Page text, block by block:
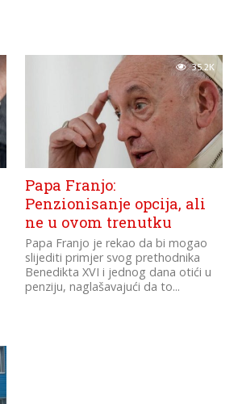
35.2K
Papa Franjo:
Penzionisanje opcija, ali
ne u ovom trenutku
Papa Franjo je rekao da bi mogao
slijediti primjer svog prethodnika
Benedikta XVI i jednog dana otići u
penziju, naglašavajući da to...